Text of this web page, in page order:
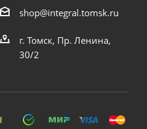
shop@integral.tomsk.ru
г. Томск, Пр. Ленина,
30/2